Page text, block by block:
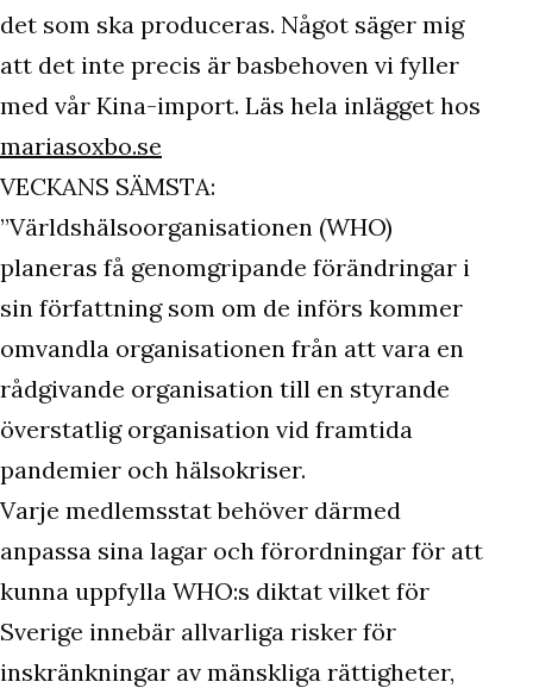
det som ska produceras. Något säger mig
att det inte precis är basbehoven vi fyller
med vår Kina-import. Läs hela inlägget hos
mariasoxbo.se
VECKANS SÄMSTA:
”Världshälsoorganisationen (WHO)
planeras få genomgripande förändringar i
sin författning som om de införs kommer
omvandla organisationen från att vara en
rådgivande organisation till en styrande
överstatlig organisation vid framtida
pandemier och hälsokriser.
Varje medlemsstat behöver därmed
anpassa sina lagar och förordningar för att
kunna uppfylla WHO:s diktat vilket för
Sverige innebär allvarliga risker för
inskränkningar av mänskliga rättigheter,